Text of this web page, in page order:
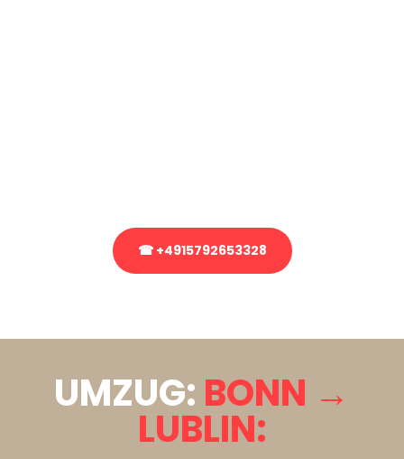
☎ +4915792653328
UMZUG: BONN →
LUBLIN: